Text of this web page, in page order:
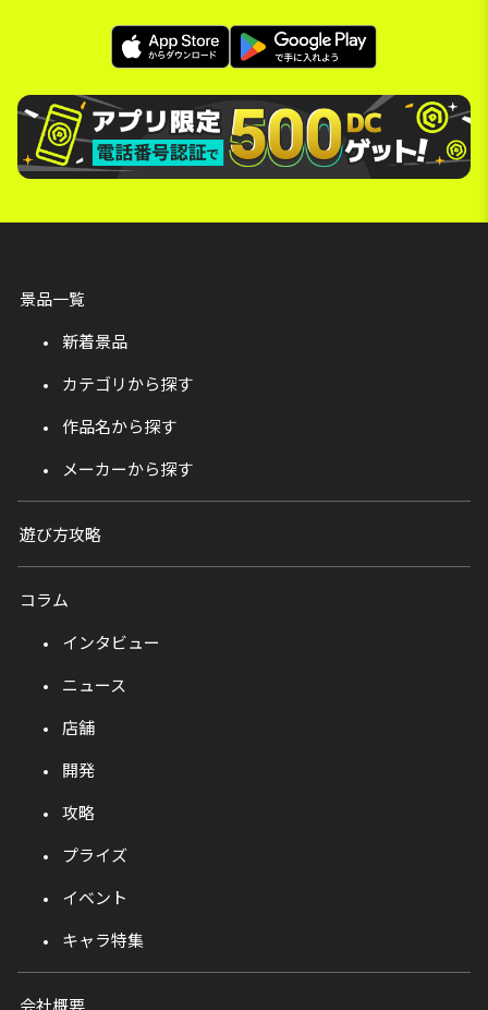
景品一覧
新着景品
カテゴリから探す
作品名から探す
メーカーから探す
遊び方攻略
コラム
インタビュー
ニュース
店舗
開発
攻略
プライズ
イベント
キャラ特集